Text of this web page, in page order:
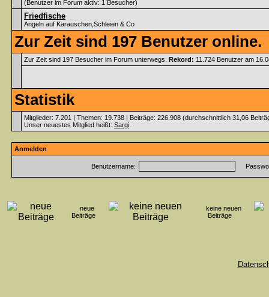
(Benutzer im Forum aktiv: 1 Besucher)
Friedfische
Angeln auf Karauschen,Schleien & Co
Zur Zeit sind 197 Benutzer online.
Zur Zeit sind 197 Besucher im Forum unterwegs. Rekord: 11.724 Benutzer am
Statistik
Mitglieder: 7.201 | Themen: 19.738 | Beiträge: 226.908 (durchschnittlich 31,06
Unser neuestes Mitglied heißt: Sargi
Anmelden
Benutzername:
neue
Beiträge
keine neuen
Beiträge